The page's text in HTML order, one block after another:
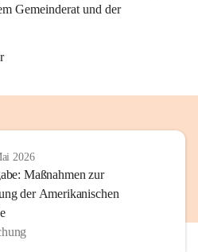
Gemeinderat und der
2026
Maßnahmen zur
der Amerikanischen